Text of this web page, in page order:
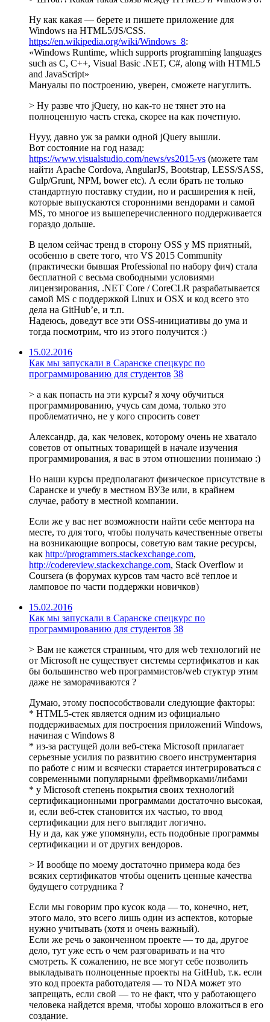
Ну как какая — берете и пишете приложение для
Windows на HTML5/JS/CSS.
https://en.wikipedia.org/wiki/Windows_8:
«Windows Runtime, which supports programming languages
such as C, C++, Visual Basic .NET, C#, along with HTML5
and JavaScript»
Мануалы по построению, уверен, сможете нагуглить.
> Ну разве что jQuery, но как-то не тянет это на
полноценную часть стека, скорее на как почетную.
Нууу, давно уж за рамки одной jQuery вышли.
Вот состояние на год назад:
https://www.visualstudio.com/news/vs2015-vs (можете там
найти Apache Cordova, AngularJS, Bootstrap, LESS/SASS,
Gulp/Grunt, NPM, bower etc). А если брать не только
стандартную поставку студии, но и расширения к ней,
которые выпускаются сторонними вендорами и самой
MS, то многое из вышеперечисленного поддерживается
гораздо дольше.
В целом сейчас тренд в сторону OSS у MS приятный,
особенно в свете того, что VS 2015 Community
(практически бывшая Professional по набору фич) стала
бесплатной с весьма свободными условиями
лицензирования, .NET Core / CoreCLR разрабатывается
самой MS с поддержкой Linux и OSX и код всего это
дела на GitHub’е, и т.п.
Надеюсь, доведут все эти OSS-инициативы до ума и
тогда посмотрим, что из этого получится :)
15.02.2016
Как мы запускали в Саранске спецкурс по
программированию для студентов 38
> а как попасть на эти курсы? я хочу обучиться
программированию, учусь сам дома, только это
проблематично, не у кого спросить совет
Александр, да, как человек, которому очень не хватало
советов от опытных товарищей в начале изучения
программирования, я вас в этом отношении понимаю :)
Но наши курсы предполагают физическое присутствие в
Саранске и учебу в местном ВУЗе или, в крайнем
случае, работу в местной компании.
Если же у вас нет возможности найти себе ментора на
месте, то для того, чтобы получать качественные ответы
на возникающие вопросы, советую вам такие ресурсы,
как http://programmers.stackexchange.com,
http://codereview.stackexchange.com, Stack Overflow и
Coursera (в форумах курсов там часто всё теплое и
ламповое по части поддержки новичков)
15.02.2016
Как мы запускали в Саранске спецкурс по
программированию для студентов 38
> Вам не кажется странным, что для web технологий не
от Microsoft не существует системы сертификатов и как
бы большинство web программистов/web стуктур этим
даже не заморачиваются ?
Думаю, этому поспособствовали следующие факторы:
* HTML5-стек является одним из официально
поддерживаемых для построения приложений Windows,
начиная с Windows 8
* из-за растущей доли веб-стека Microsoft прилагает
серьезные усилия по развитию своего инструментария
по работе с ним и всячески старается интегрироваться с
современными популярными фреймворками/либами
* у Microsoft степень покрытия своих технологий
сертификационными программами достаточно высокая,
и, если веб-стек становится их частью, то ввод
сертификации для него выглядит логично.
Ну и да, как уже упомянули, есть подобные программы
сертификации и от других вендоров.
> И вообще по моему достаточно примера кода без
всяких сертификатов чтобы оценить ценные качества
будущего сотрудника ?
Если мы говорим про кусок кода — то, конечно, нет,
этого мало, это всего лишь один из аспектов, которые
нужно учитывать (хотя и очень важный).
Если же речь о законченном проекте — то да, другое
дело, тут уже есть о чем разговаривать и на что
смотреть. К сожалению, не все могут себе позволить
выкладывать полноценные проекты на GitHub, т.к. если
это код проекта работодателя — то NDA может это
запрещать, если свой — то не факт, что у работающего
человека найдется время, чтобы хорошо вложиться в его
создание.